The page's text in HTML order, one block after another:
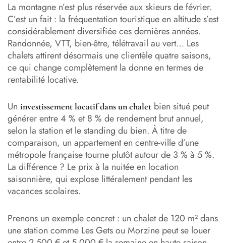
La montagne n’est plus réservée aux skieurs de février.
C’est un fait : la fréquentation touristique en altitude s’est
considérablement diversifiée ces dernières années.
Randonnée, VTT, bien-être, télétravail au vert… Les
chalets attirent désormais une clientèle quatre saisons,
ce qui change complètement la donne en termes de
rentabilité locative.
Un investissement locatif dans un chalet bien situé peut
générer entre 4 % et 8 % de rendement brut annuel,
selon la station et le standing du bien. À titre de
comparaison, un appartement en centre-ville d’une
métropole française tourne plutôt autour de 3 % à 5 %.
La différence ? Le prix à la nuitée en location
saisonnière, qui explose littéralement pendant les
vacances scolaires.
Prenons un exemple concret : un chalet de 120 m² dans
une station comme Les Gets ou Morzine peut se louer